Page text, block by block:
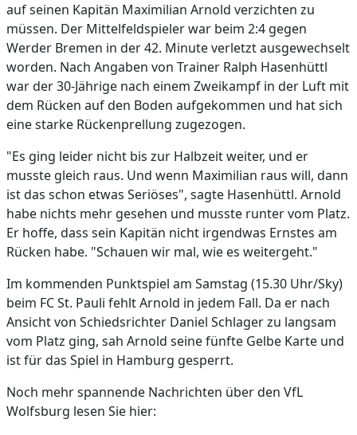
auf seinen Kapitän Maximilian Arnold verzichten zu
müssen. Der Mittelfeldspieler war beim 2:4 gegen
Werder Bremen in der 42. Minute verletzt ausgewechselt
worden. Nach Angaben von Trainer Ralph Hasenhüttl
war der 30-Jährige nach einem Zweikampf in der Luft mit
dem Rücken auf den Boden aufgekommen und hat sich
eine starke Rückenprellung zugezogen.
"Es ging leider nicht bis zur Halbzeit weiter, und er
musste gleich raus. Und wenn Maximilian raus will, dann
ist das schon etwas Seriöses", sagte Hasenhüttl. Arnold
habe nichts mehr gesehen und musste runter vom Platz.
Er hoffe, dass sein Kapitän nicht irgendwas Ernstes am
Rücken habe. "Schauen wir mal, wie es weitergeht."
Im kommenden Punktspiel am Samstag (15.30 Uhr/Sky)
beim FC St. Pauli fehlt Arnold in jedem Fall. Da er nach
Ansicht von Schiedsrichter Daniel Schlager zu langsam
vom Platz ging, sah Arnold seine fünfte Gelbe Karte und
ist für das Spiel in Hamburg gesperrt.
Noch mehr spannende Nachrichten über den VfL
Wolfsburg lesen Sie hier: